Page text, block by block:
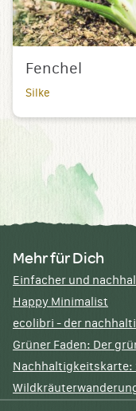
Fenchel
Silke
Mehr für Dich
Einfacher und
Happy Minimalist
ecolibri - der
Grüner Faden: Der
Nachhaltigkeitskarte: